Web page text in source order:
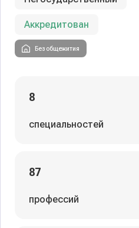
Аккредитован
Без общежития
8
специальностей
87
профессий